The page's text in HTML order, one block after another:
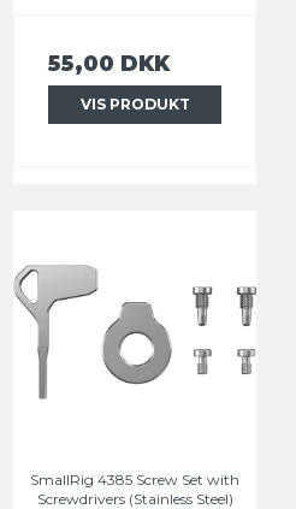
55,00 DKK
VIS PRODUKT
SmallRig 4385 Screw Set with
Screwdrivers (Stainless Steel)